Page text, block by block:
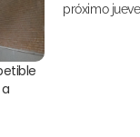
próximo